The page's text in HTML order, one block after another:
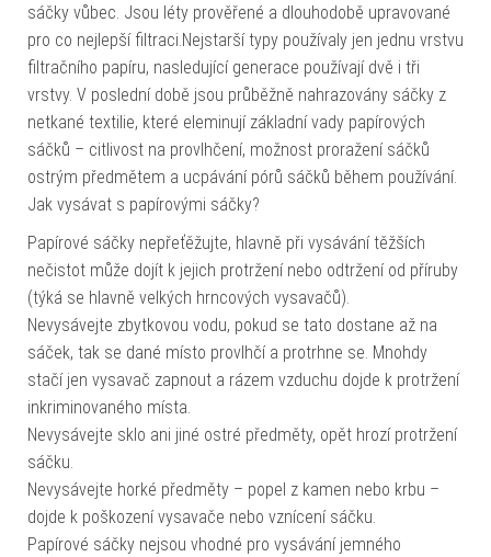
sáčky vůbec. Jsou léty prověřené a dlouhodobě upravované
pro co nejlepší filtraci.Nejstarší typy používaly jen jednu vrstvu
filtračního papíru, nasledující generace používají dvě i tři
vrstvy. V poslední době jsou průběžně nahrazovány sáčky z
netkané textilie, které eleminují základní vady papírových
sáčků – citlivost na provlhčení, možnost proražení sáčků
ostrým předmětem a ucpávání pórů sáčků během používání.
Jak vysávat s papírovými sáčky?
Papírové sáčky nepřeťěžujte, hlavně při vysávání těžších
nečistot může dojít k jejich protržení nebo odtržení od příruby
(týká se hlavně velkých hrncových vysavačů).
Nevysávejte zbytkovou vodu, pokud se tato dostane až na
sáček, tak se dané místo provlhčí a protrhne se. Mnohdy
stačí jen vysavač zapnout a rázem vzduchu dojde k protržení
inkriminovaného místa.
Nevysávejte sklo ani jiné ostré předměty, opět hrozí protržení
sáčku.
Nevysávejte horké předměty – popel z kamen nebo krbu –
dojde k poškození vysavače nebo vznícení sáčku.
Papírové sáčky nejsou vhodné pro vysávání jemného